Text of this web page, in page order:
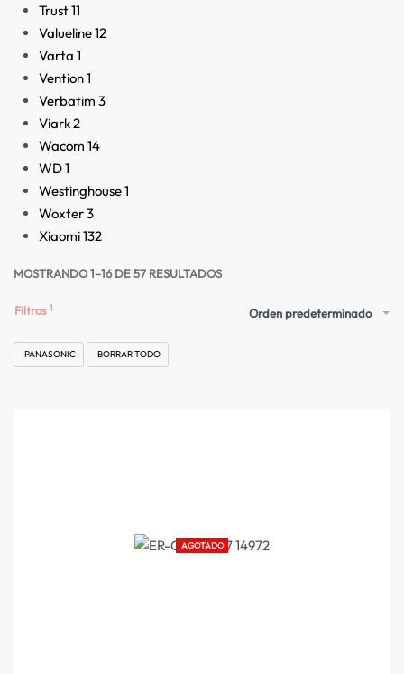
Trust11
Valueline12
Varta 1
Vention1
Verbatim 3
Viark2
Wacom 14
WD1
Westinghouse1
Woxter3
Xiaomi132
MOSTRANDO 1–16 DE 57 RESULTADOS
Orden predeterminado
Filtros
PANASONIC BORRAR TODO
AGOTADO